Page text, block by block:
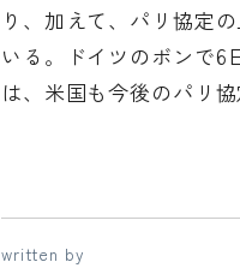
り、加えて、パリ協定
いる。ドイツのボンで6
は、米国も今後のパリ
written by